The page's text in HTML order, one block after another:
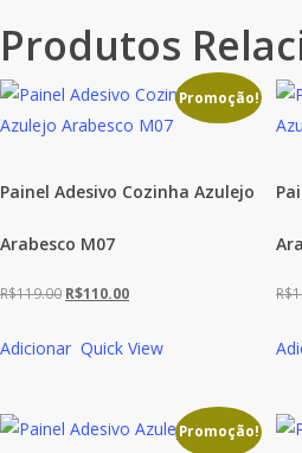
Produtos
Promoção!
Painel Adesivo Cozinha Azulejo
Arabesco M07
R$119.00 O
original
R$110.00O
atual
R$110.00.
Adicionar Quick View
R$
Promoção!